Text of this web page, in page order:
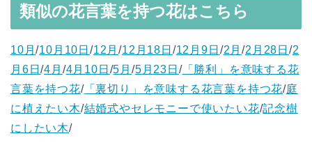
類似の花言葉を持つ花はこちら
10月/10月10日/12月/12月18日 /12月9日 /2月/2月28日 /2
月6日/4月 /4月10日 /5月/5月23日 /「勝利」を意味する花
言葉を持つ花/「裏切り」を意味する花言葉を持つ花/庭
に植えたい木/結婚式やセレモニーで使いたい花/記念樹
にしたい木/